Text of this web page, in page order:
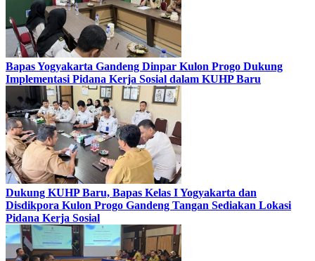
Bapas Yogyakarta Gandeng Dinpar Kulon Progo Dukung
Implementasi Pidana Kerja Sosial dalam KUHP Baru
Dukung KUHP Baru, Bapas Kelas I Yogyakarta dan
Disdikpora Kulon Progo Gandeng Tangan Sediakan Lokasi
Pidana Kerja Sosial